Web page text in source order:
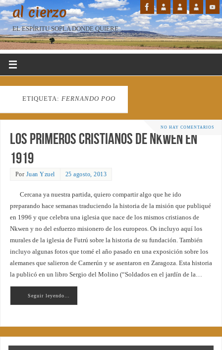
al cierzo
EL ESPÍRITU SOPLA DONDE QUIERE...
ETIQUETA: FERNANDO POO
NO HAY COMENTARIOS
Los primeros cristianos de Nkwen en
1919
Por Juan Yzuel 25 agosto, 2013
Cercana ya nuestra partida, quiero compartir algo que he ido
preparando hace semanas traduciendo la historia de la misión que publiqué
en 1996 y que celebra una iglesia que nace de los mismos cristianos de
Nkwen y no del esfuerzo misionero de los europeos. Os incluyo aquí los
murales de la iglesia de Futrú sobre la historia de su fundación. También
incluyo algunas fotos que tomé el año pasado en una exposición sobre los
alemanes que salieron de Camerún y se asentaron en Zaragoza. Esta historia
la publicó en un libro Sergio del Molino (“Soldados en el jardín de la…
Seguir leyendo…